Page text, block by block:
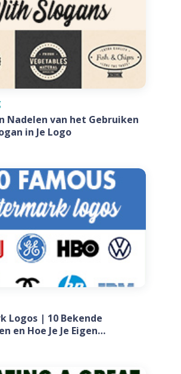
Nadelen van het Gebruiken
in Je Logo
Logos | 10 Bekende
en Hoe Je Je Eigen